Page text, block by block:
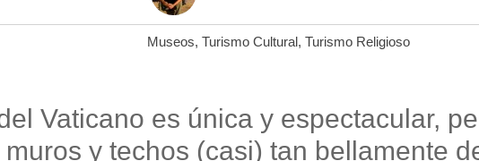
Museos, Turismo Cultural, Turismo Religioso
Vaticano es única y espectacular,
y techos (casi) tan bellamente